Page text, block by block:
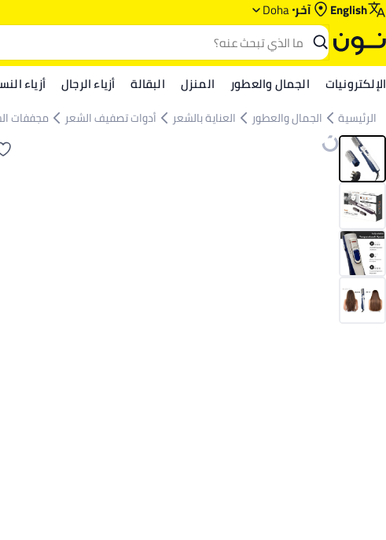
English آخر Doha
الإلكترونيات الجمال والعطور المنزل البقالة أزياء الرجال أزياء
الرئيسية الجمال والعطور العناية بالشعر أدوات تصفيف الشعر مجففات